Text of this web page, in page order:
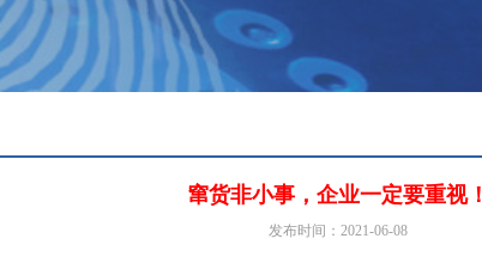
窜货非小事，企业一定要重视！
发布时间：2021-06-08